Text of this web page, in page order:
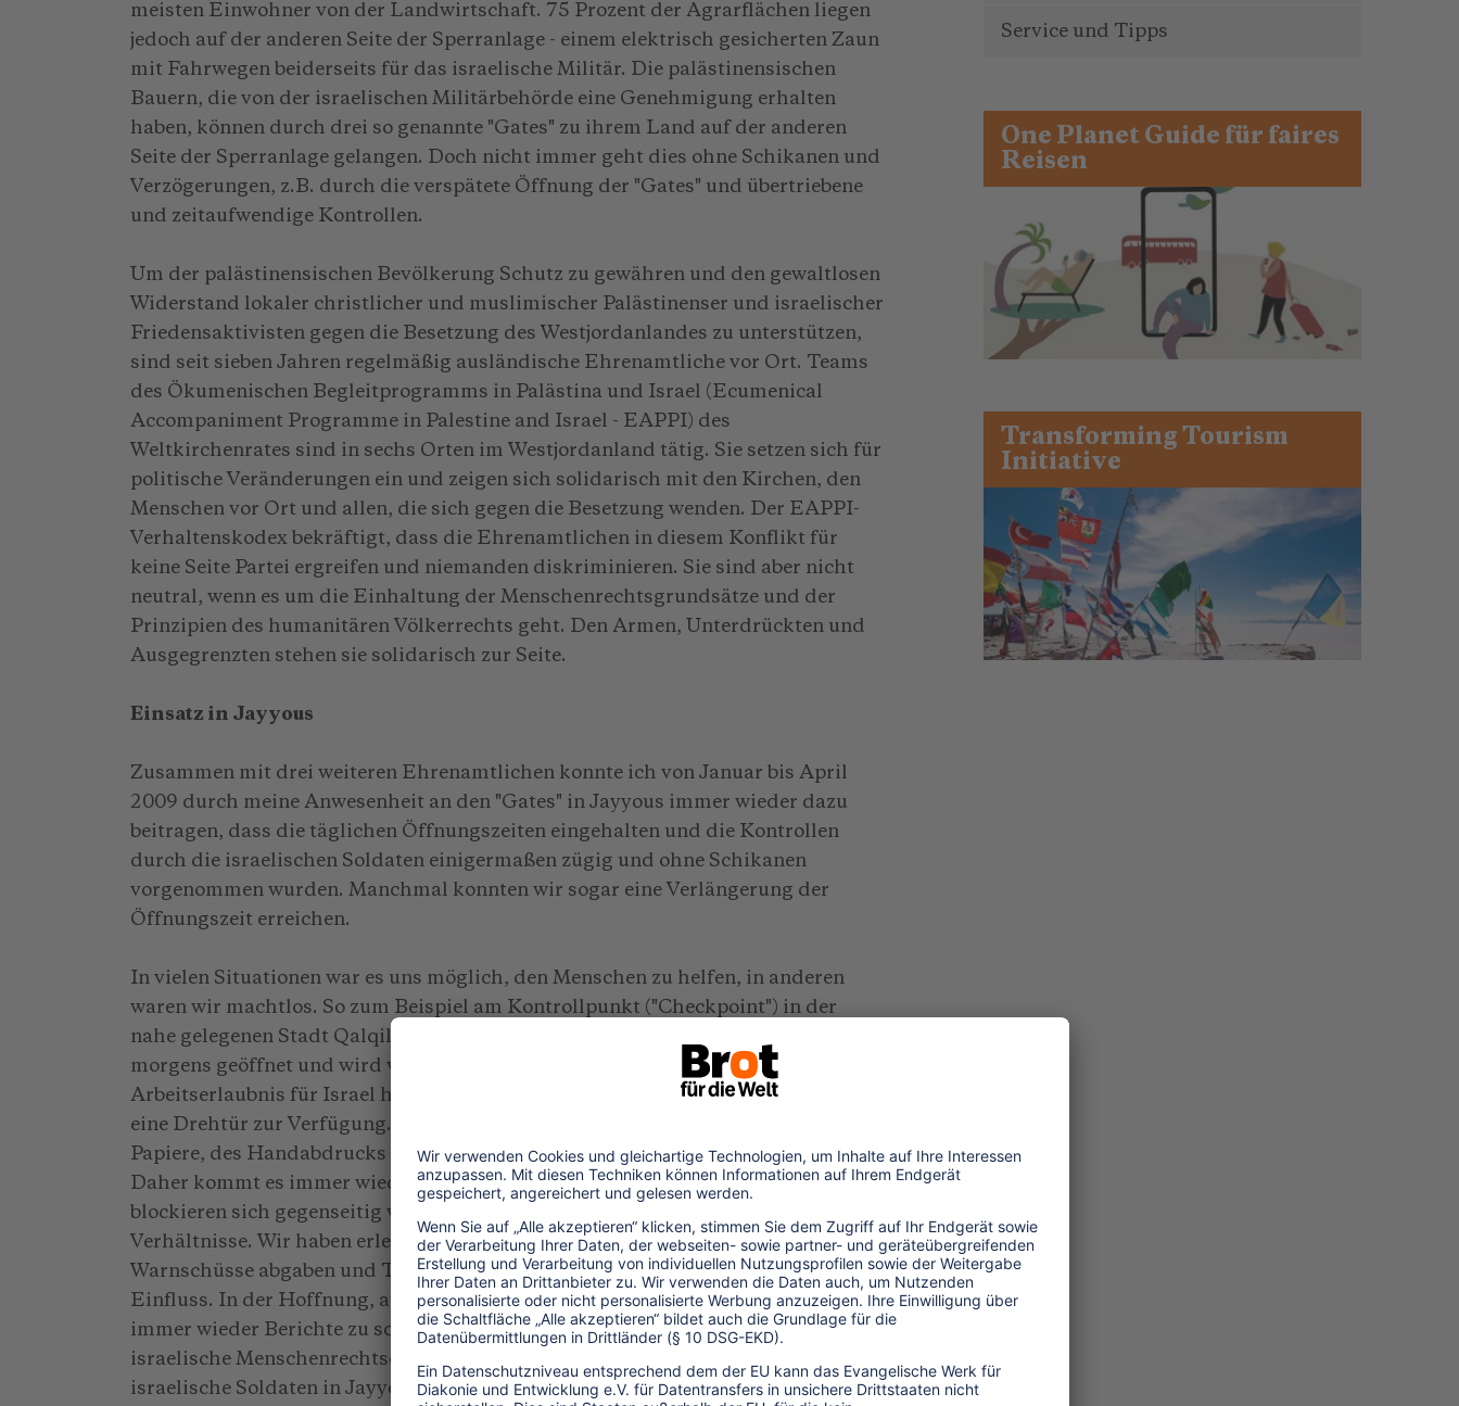
meisten Einwohner von der Landwirtschaft. 75 Prozent der Agrarflächen liegen
jedoch auf der anderen Seite der Sperranlage - einem elektrisch gesicherten Zaun
mit Fahrwegen beiderseits für das israelische Militär. Die palästinensischen
Bauern, die von der israelischen Militärbehörde eine Genehmigung erhalten
haben, können durch drei so genannte "Gates" zu ihrem Land auf der anderen
Seite der Sperranlage gelangen. Doch nicht immer geht dies ohne Schikanen und
Verzögerungen, z.B. durch die verspätete Öffnung der "Gates" und übertriebene
und zeitaufwendige Kontrollen.
Um der palästinensischen Bevölkerung Schutz zu gewähren und den gewaltlosen
Widerstand lokaler christlicher und muslimischer Palästinenser und israelischer
Friedensaktivisten gegen die Besetzung des Westjordanlandes zu unterstützen,
sind seit sieben Jahren regelmäßig ausländische Ehrenamtliche vor Ort. Teams
des Ökumenischen Begleitprogramms in Palästina und Israel (Ecumenical
Accompaniment Programme in Palestine and Israel - EAPPI) des
Weltkirchenrates sind in sechs Orten im Westjordanland tätig. Sie setzen sich für
politische Veränderungen ein und zeigen sich solidarisch mit den Kirchen, den
Menschen vor Ort und allen, die sich gegen die Besetzung wenden. Der EAPPI-
Verhaltenskodex bekräftigt, dass die Ehrenamtlichen in diesem Konflikt für
keine Seite Partei ergreifen und niemanden diskriminieren. Sie sind aber nicht
neutral, wenn es um die Einhaltung der Menschenrechtsgrundsätze und der
Prinzipien des humanitären Völkerrechts geht. Den Armen, Unterdrückten und
Ausgegrenzten stehen sie solidarisch zur Seite.
Einsatz in Jayyous
Zusammen mit drei weiteren Ehrenamtlichen konnte ich von Januar bis April
2009 durch meine Anwesenheit an den "Gates" in Jayyous immer wieder dazu
beitragen, dass die täglichen Öffnungszeiten eingehalten und die Kontrollen
durch die israelischen Soldaten einigermaßen zügig und ohne Schikanen
vorgenommen wurden. Manchmal konnten wir sogar eine Verlängerung der
Öffnungszeit erreichen.
In vielen Situationen war es uns möglich, den Menschen zu helfen, in anderen
waren wir machtlos. So zum Beispiel am Kontrollpunkt ("Checkpoint") in der
nahe gelegenen Stadt Qalqiliya. Dieser "Checkpoint" wird täglich um vier Uhr
morgens geöffnet und wird von bis zu 3.000 Palästinensern passiert, die eine
Arbeitserlaubnis für Israel haben. Für das Betreten des "Checkpoints" steht nur
eine Drehtür zur Verfügung. Im "Checkpoint"-Gebäude sind für die Kontrolle der
Papiere, des Handabdrucks und des Gepäcks nur wenige Schalter geöffnet.
Daher kommt es immer wieder zu Staus. Die Menschen drängen nach vorne und
blockieren sich gegenseitig vor der Drehtür. Das sind menschenunwürdige
Verhältnisse. Wir haben erlebt, dass israelische Soldaten in dieser Situation
Warnschüsse abgaben und Tränengasgranaten warfen. Hier hatten wir keinen
Einfluss. In der Hoffnung, auf diesem Wege etwas zu erreichen, blieb uns nur,
immer wieder Berichte zu schreiben, z.B. an das Internationale Rote Kreuz und
israelische Menschenrechtsorganisationen. Ebenso machtlos waren wir, als
israelische Soldaten in Jayyous Häuser durchsuchten und Männer verhafteten.
Service und Tipps
One Planet Guide für faires
Reisen
Transforming Tourism
Initiative